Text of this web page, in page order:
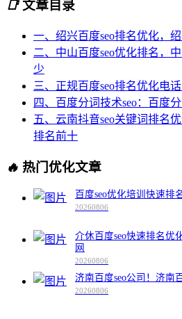
📑文章目录
一、绍兴百度seo排名优化，
二、中山百度seo优化排名，
少
三、正规百度seo排名优化电
四、百度分词技术seo：百度
五、云南抖音seo关键词排名
排名前十
🔥 热门优化文章
百度seo优化培训快速排
20260806
介休百度seo快速排名优
网
20260806
济南百度seo公司！济南
20260806